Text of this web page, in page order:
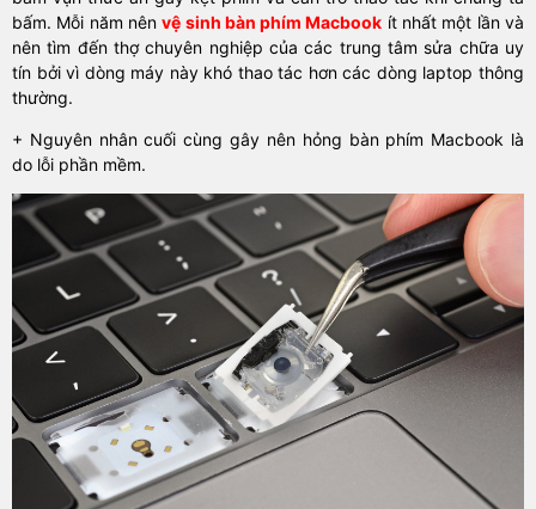
bấm. Mỗi năm nênvệ sinh bàn phím Macbook ít nhất một lần và
nên tìm đến thợ chuyên nghiệp của các trung tâm sửa chữa uy
tín bởi vì dòng máy này khó thao tác hơn các dòng laptop thông
thường.
+ Nguyên nhân cuối cùng gây nên hỏng bàn phím Macbook là
do lỗi phần mềm.